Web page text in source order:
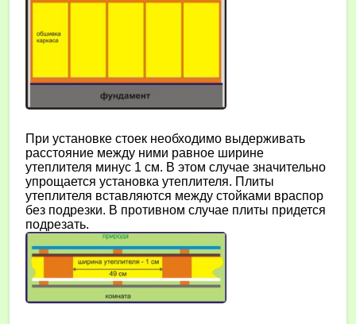
При установке стоек необходимо выдерживать
расстояние между ними равное ширине
утеплителя минус 1 см. В этом случае значительно
упрощается установка утеплителя. Плиты
утеплителя вставляются между стойками враспор
без подрезки. В противном случае плиты придется
подрезать.